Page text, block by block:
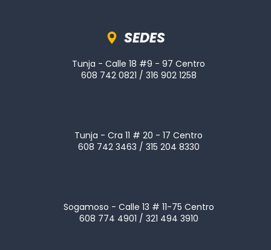
SEDES
Tunja - Calle 18 #9 - 97 Centro
608 742 0821 / 316 902 1258
Tunja - Cra 11 # 20 - 17 Centro
608 742 3463 / 315 204 8330
Sogamoso - Calle 13 # 11-75 Centro
608 774 4901 / 321 494 3910